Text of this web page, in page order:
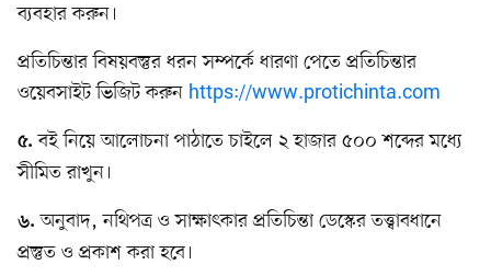
ব্যবহার করুন।
প্রতিচিন্তার বিষয়বস্তুর ধরন সম্পর্কে ধারণা পেতে প্রতিচিন্তার
ওয়েবসাইট ভিজিট করুন https://www.protichinta.com
৫. বই নিয়ে আলোচনা পাঠাতে চাইলে ২ হাজার ৫০০ শব্দের মধ্যে
সীমিত রাখুন।
৬. অনুবাদ, নথিপত্র ও সাক্ষাৎকার প্রতিচিন্তা ডেস্কের তত্ত্বাবধানে
প্রস্তুত ও প্রকাশ করা হবে।